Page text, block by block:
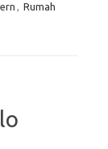
, Rumah